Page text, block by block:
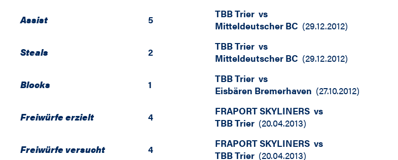
Assist 5 TBB Trier vs
Mitteldeutscher BC (29.12.2012)
Steals 2 TBB Trier vs
Mitteldeutscher BC (29.12.2012)
Blocks 1 TBB Trier vs
Eisbären Bremerhaven (27.10.2012)
Freiwürfe erzielt 4 FRAPORT SKYLINERS vs
TBB Trier (20.04.2013)
Freiwürfe versucht 4 FRAPORT SKYLINERS vs
TBB Trier (20.04.2013)